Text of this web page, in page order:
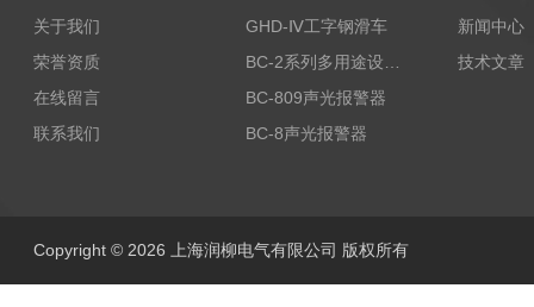
关于我们
荣誉资质
在线留言
联系我们
GHD-Ⅳ工字钢滑车
BC-809声光报警器
BC-8声光报警器
新闻中心
技术文章
Copyright © 2026 上海润柳电气有限公司 版权所有